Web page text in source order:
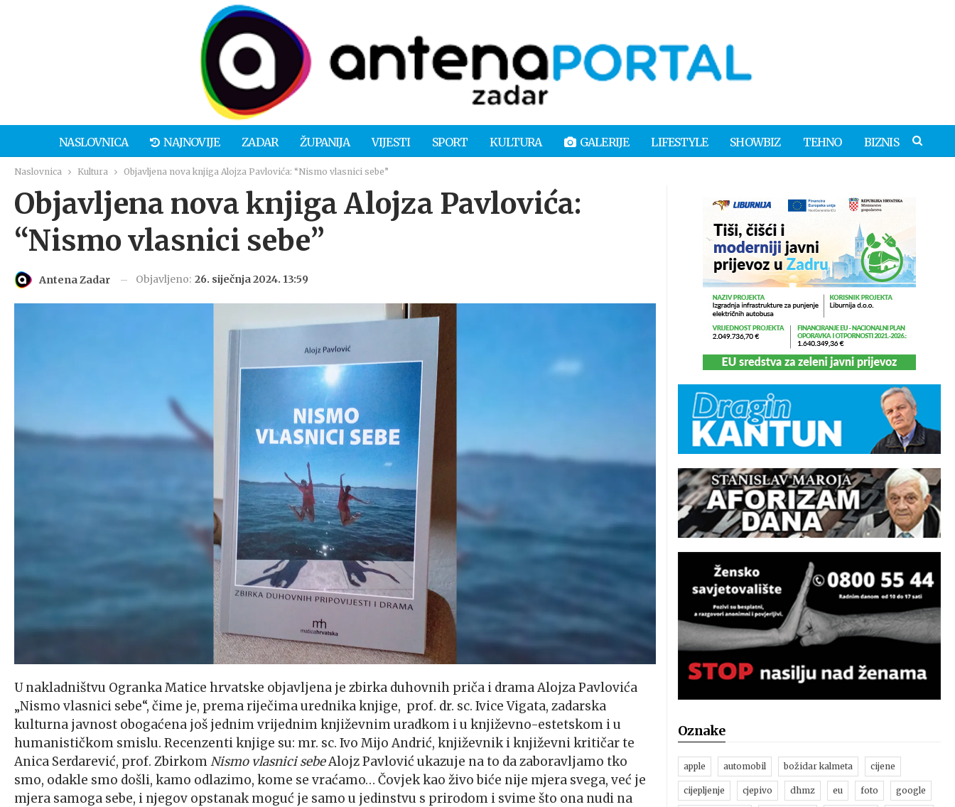
NASLOVNICA NAJNOVIJE ZADAR ŽUPANIJA VIJESTI SPORT KULTURA GALERIJE LIFESTYLE SHOWBIZ TEHNO BIZNIS
Naslovnica Kultura Objavljena nova knjiga Alojza Pavlovića: “Nismo vlasnici sebe”
Objavljena nova knjiga Alojza Pavlovića:
“Nismo vlasnici sebe”
Antena Zadar Objavljeno: 26. siječnja 2024. 13:59
U nakladništvu Ogranka Matice hrvatske objavljena je zbirka duhovnih priča i drama Alojza Pavlovića
„Nismo vlasnici sebe“, čime je, prema riječima urednika knjige, prof. dr. sc. Ivice Vigata, zadarska
kulturna javnost obogaćena još jednim vrijednim književnim uradkom i u književno-estetskom i u
humanističkom smislu. Recenzenti knjige su: mr. sc. Ivo Mijo Andrić, književnik i književni kritičar te
Anica Serdarević, prof. ZbirkomNismo vlasnici sebeAlojz Pavlović ukazuje na to da zaboravljamo tko
smo, odakle smo došli, kamo odlazimo, kome se vraćamo… Čovjek kao živo biće nije mjera svega, već je
mjera samoga sebe, i njegov opstanak moguć je samo u jedinstvu s prirodom i svime što ona nudi na
Oznake
apple automobil božidar kalmeta cijene
cijepljenje cjepivo dhmz eu foto google